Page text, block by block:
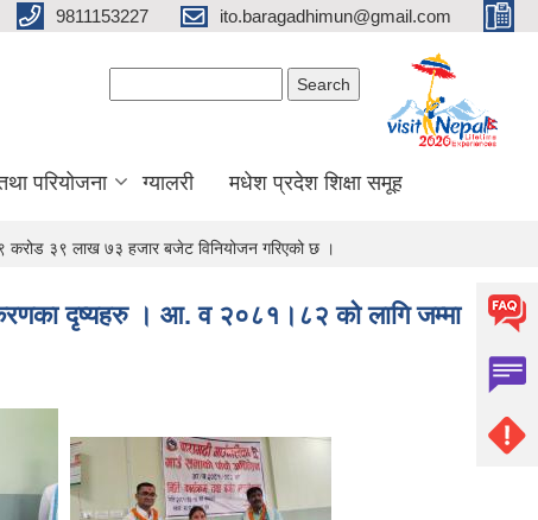
9811153227 ito.baragadhimun@gmail.com
परियोजना ग्यालरी मधेश प्रदेश शिक्षा समूह
करोड ३९ लाख ७३ हजार बजेट विनियोजन गरिएको छ ।
दृष्यहरु । आ‍. व २०८१।८२ को लागि जम्मा